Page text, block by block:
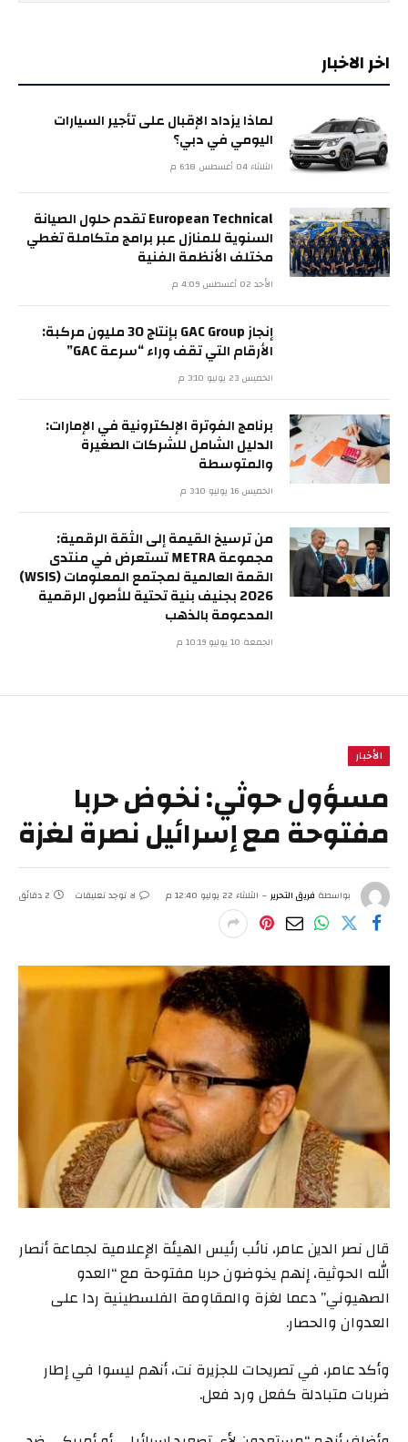
اخر الاخبار
لماذا يزداد الإقبال على تأجير السيارات
اليومي في دبي؟
الثلاثاء 04 أغسطس 6:18 م
European Technical تقدم حلول الصيانة
السنوية للمنازل عبر برامج متكاملة تغطي
مختلف الأنظمة الفنية
الأحد 02 أغسطس 4:09 م
إنجاز GAC Group بإنتاج 30 مليون مركبة:
الأرقام التي تقف وراء “سرعة GAC”
الخميس 23 يوليو 3:10 م
برنامج الفوترة الإلكترونية في الإمارات:
الدليل الشامل للشركات الصغيرة
والمتوسطة
الخميس 16 يوليو 3:10 م
من ترسيخ القيمة إلى الثقة الرقمية:
مجموعة METRA تستعرض في منتدى
القمة العالمية لمجتمع المعلومات (WSIS)
2026 بجنيف بنية تحتية للأصول الرقمية
المدعومة بالذهب
الجمعة 10 يوليو 10:19 م
الأخبار
مسؤول حوثي: نخوض حربا
مفتوحة مع إسرائيل نصرة لغزة
بواسطة فريق التحرير الثلاثاء 22 يوليو 12:40 م لا توجد تعليقات 2 دقائق
قال نصر الدين عامر، نائب رئيس الهيئة الإعلامية لجماعة أنصار
الله الحوثية، إنهم يخوضون حربا مفتوحة مع “العدو
الصهيوني” دعما لغزة والمقاومة الفلسطينية ردا على
العدوان والحصار.
وأكد عامر، في تصريحات للجزيرة نت، أنهم ليسوا في إطار
ضربات متبادلة كفعل ورد فعل.